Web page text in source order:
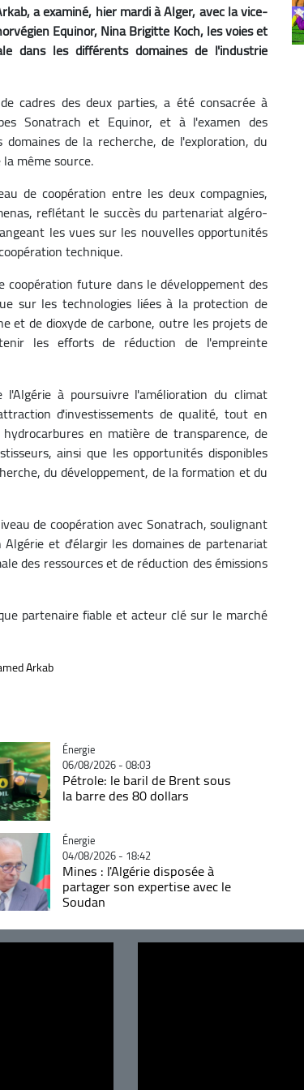
a examiné, hier mardi à Alger, avec la vice-
Equinor, Nina Brigitte Koch, les voies et
dans les différents domaines de l'industrie
cadres des deux parties, a été consacrée à
Sonatrach et Equinor, et à l'examen des
de la recherche, de l'exploration, du
même source.
de coopération entre les deux compagnies,
reflétant le succès du partenariat algéro-
les vues sur les nouvelles opportunités
technique.
future dans le développement des
sur les technologies liées à la protection de
et de dioxyde de carbone, outre les projets de
les efforts de réduction de l'empreinte
à poursuivre l'amélioration du climat
d'investissements de qualité, tout en
en matière de transparence, de
ainsi que les opportunités disponibles
du développement, de la formation et du
de coopération avec Sonatrach, soulignant
et d'élargir les domaines de partenariat
des ressources et de réduction des émissions
partenaire fiable et acteur clé sur le marché
Arkab
Catégorie
Énergie
06/08/2026 - 08:03
Pétrole: le baril de Brent sous
la barre des 80 dollars
Catégorie
Énergie
04/08/2026 - 18:42
Mines : l'Algérie disposée à
partager son expertise avec le
Soudan